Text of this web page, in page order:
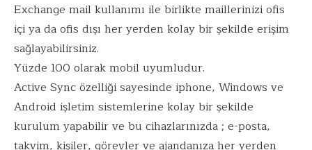
Exchange mail kullanımı ile birlikte maillerinizi ofis
içi ya da ofis dışı her yerden kolay bir şekilde erişim
sağlayabilirsiniz.
Yüzde 100 olarak mobil uyumludur.
Active Sync özelliği sayesinde iphone, Windows ve
Android işletim sistemlerine kolay bir şekilde
kurulum yapabilir ve bu cihazlarınızda ; e-posta,
takvim, kişiler, görevler ve ajandanıza her yerden